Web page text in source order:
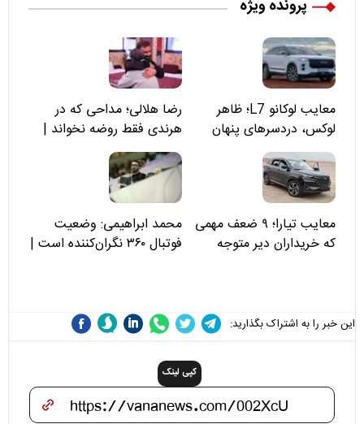
پرونده ویژه
معایب لوکانو L7؛ ظاهر
لوکس، دردسرهای پنهان
رضا هلالی؛ مداحی که در
هرندی فقط روضه نخواند |
مسئولان «تکیه‌گاه آقا مرتضی
علی(ع)» را جدی‌تر ببینند
معایب تیارا؛ ۹ ضعف مهمی
که خریداران دیر متوجه
محمد ابراهیمی: وضعیت
فوتبال ۳۶۰ نگران‌کننده است |
این خبر را به اشتراک بگذارید:
کپی لینک